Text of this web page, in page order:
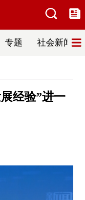
专题 社会新闻
经验”进一